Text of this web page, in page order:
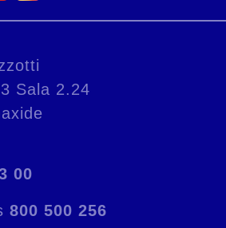
Sala 2.24
00
800 500 256